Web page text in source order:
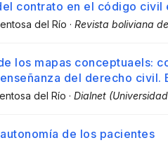
contrato en el código civil
del Río · Revista boliviana
los mapas conceptuaels:
del derecho civil.
del Río · Dialnet
de los pacientes